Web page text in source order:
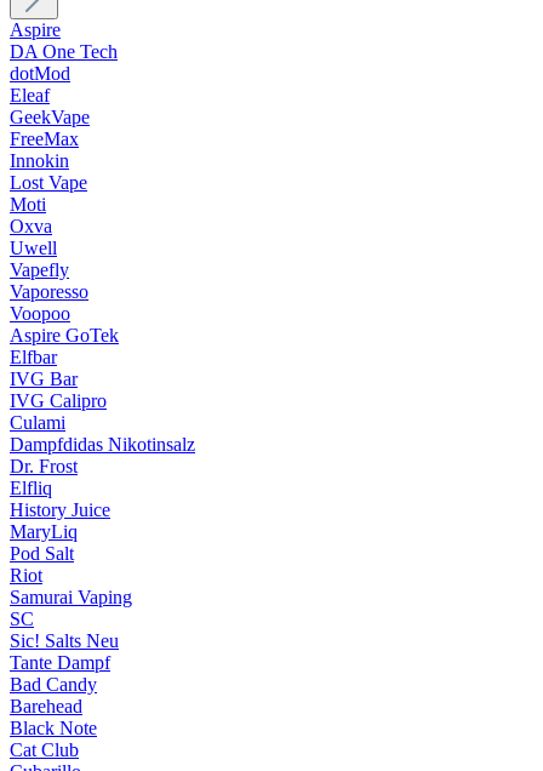
Aspire
DA One Tech
dotMod
Eleaf
GeekVape
FreeMax
Innokin
Lost Vape
Moti
Oxva
Uwell
Vapefly
Vaporesso
Voopoo
Aspire GoTek
Elfbar
IVG Bar
IVG Calipro
Culami
Dampfdidas Nikotinsalz
Dr. Frost
Elfliq
History Juice
MaryLiq
Pod Salt
Riot
Samurai Vaping
SC
Sic! Salts Neu
Tante Dampf
Bad Candy
Barehead
Black Note
Cat Club